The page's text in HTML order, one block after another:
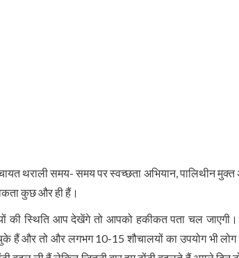
थराली समय- समय पर स्वच्छता अभियान, पालिथीन मुक्त
कुछ और ही हैं।
की स्थिति आप देखेंगे तो आपको हकीकत पता चल
हैं और तो और लगभग 10-15 शौचालयों का उपयोग भी